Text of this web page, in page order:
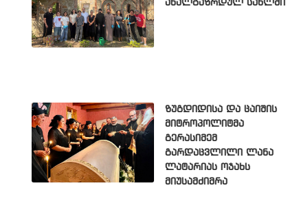
ახალგაზრდულ სახლში
ზუგდიდისა და ცაიშის
მიტროპოლიტმა
გერასიმემ
გარდაცვლილი ლანა
ლატარიას ოჯახს
მიუსამძიმრა